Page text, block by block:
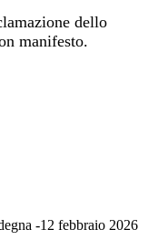
dello
manifesto.
-12 febbraio 2026